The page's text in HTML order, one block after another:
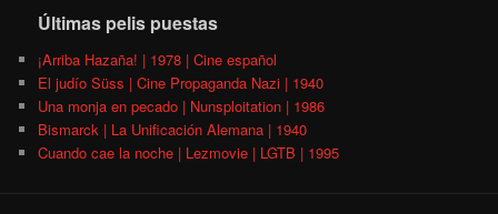
Últimas pelis puestas
¡Arriba Hazaña! | 1978 | Cine español
El judío Süss | Cine Propaganda Nazi | 1940
Una monja en pecado | Nunsploitation | 1986
Bismarck | La Unificación Alemana | 1940
Cuando cae la noche | Lezmovie | LGTB | 1995